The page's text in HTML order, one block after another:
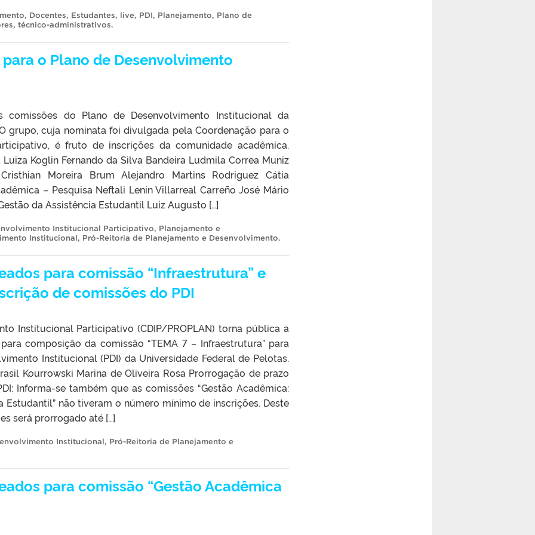
, Docentes, Estudantes, live, PDI, Planejamento, Plano de
, técnico-administrativos.
o Plano de Desenvolvimento
comissões do Plano de Desenvolvimento Institucional da
grupo, cuja nominata foi divulgada pela Coordenação para o
é fruto de inscrições da comunidade acadêmica.
Koglin Fernando da Silva Bandeira Ludmila Correa Muniz
Moreira Brum Alejandro Martins Rodriguez Cátia
– Pesquisa Neftali Lenin Villarreal Carreño José Mário
da Assistência Estudantil Luiz Augusto […]
Institucional Participativo, Planejamento e
Institucional, Pró-Reitoria de Planejamento e Desenvolvimento.
para comissão “Infraestrutura” e
de comissões do PDI
Institucional Participativo (CDIP/PROPLAN) torna pública a
composição da comissão “TEMA 7 – Infraestrutura” para
Institucional (PDI) da Universidade Federal de Pelotas.
Kourrowski Marina de Oliveira Rosa Prorrogação de prazo
Informa-se também que as comissões “Gestão Acadêmica:
Estudantil” não tiveram o número mínimo de inscrições. Deste
será prorrogado até […]
Institucional, Pró-Reitoria de Planejamento e
para comissão “Gestão Acadêmica